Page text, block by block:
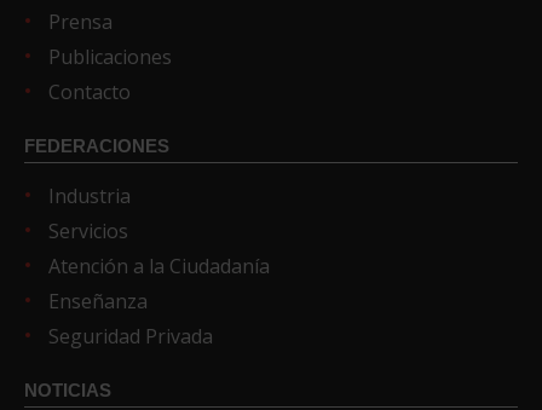
Prensa
Publicaciones
Contacto
FEDERACIONES
Industria
Servicios
Atención a la Ciudadanía
Enseñanza
Seguridad Privada
NOTICIAS